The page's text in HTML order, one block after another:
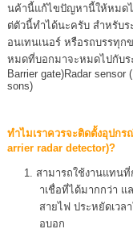
นค้านี้แก้ไขปัญหานี้ให้หมดไ
ต่ตัวนี้ทำได้นะครับ สำหรับ
อนเทนเนอร์ หรือรถบรรทุ
หมดที่บอกมาจะหมดไปกับระ
Barrier gate)Radar sensor
sons)
ทำไมเราควรจะติดตั้งอุปก
arrier radar detector)?
สามารถใช้งานแทน
าเชื่อที่ได้มากกว่า
สายไฟ ประหยัดเวล
อบอก